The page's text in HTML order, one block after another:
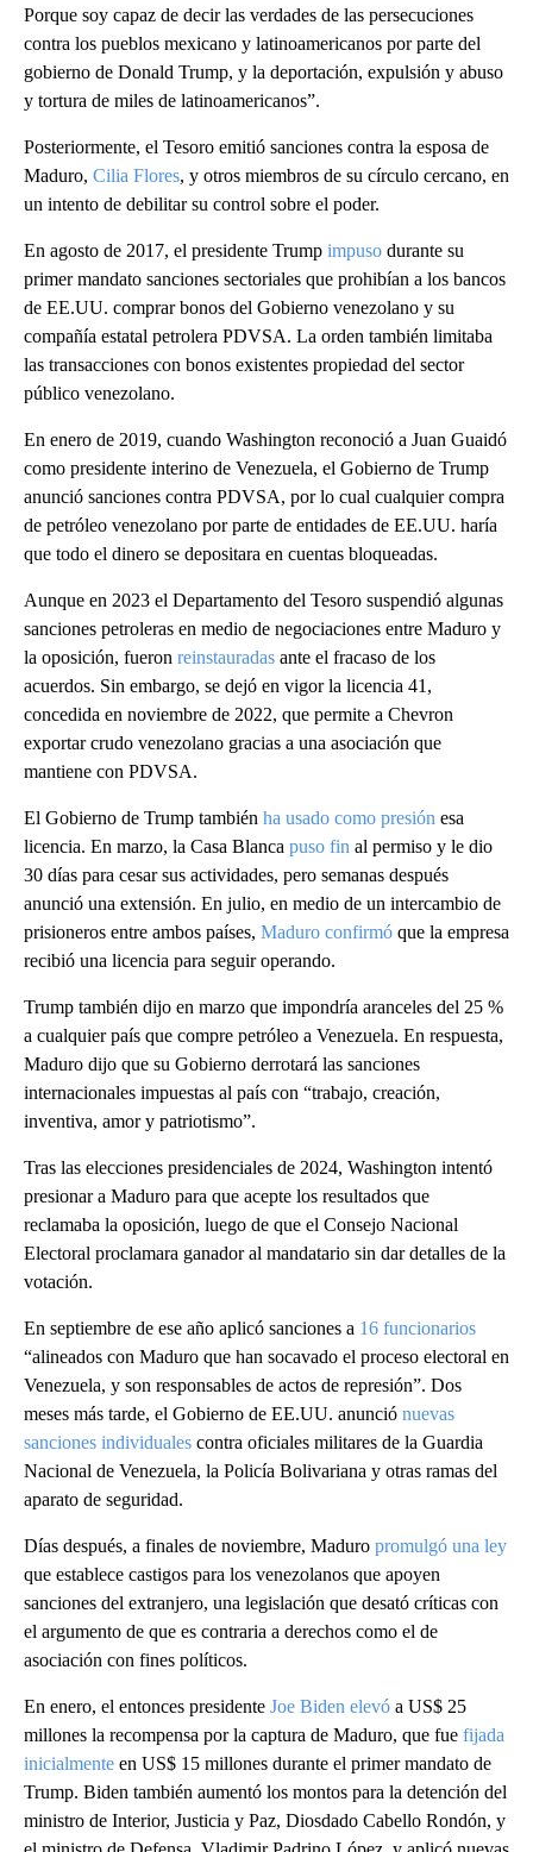
Porque soy capaz de decir las verdades de las persecuciones
contra los pueblos mexicano y latinoamericanos por parte del
gobierno de Donald Trump, y la deportación, expulsión y abuso
y tortura de miles de latinoamericanos”.
Posteriormente, el Tesoro emitió sanciones contra la esposa de
Maduro, Cilia Flores, y otros miembros de su círculo cercano, en
un intento de debilitar su control sobre el poder.
En agosto de 2017, el presidente Trump impuso durante su
primer mandato sanciones sectoriales que prohibían a los bancos
de EE.UU. comprar bonos del Gobierno venezolano y su
compañía estatal petrolera PDVSA. La orden también limitaba
las transacciones con bonos existentes propiedad del sector
público venezolano.
En enero de 2019, cuando Washington reconoció a Juan Guaidó
como presidente interino de Venezuela, el Gobierno de Trump
anunció sanciones contra PDVSA, por lo cual cualquier compra
de petróleo venezolano por parte de entidades de EE.UU. haría
que todo el dinero se depositara en cuentas bloqueadas.
Aunque en 2023 el Departamento del Tesoro suspendió algunas
sanciones petroleras en medio de negociaciones entre Maduro y
la oposición, fueron reinstauradas ante el fracaso de los
acuerdos. Sin embargo, se dejó en vigor la licencia 41,
concedida en noviembre de 2022, que permite a Chevron
exportar crudo venezolano gracias a una asociación que
mantiene con PDVSA.
El Gobierno de Trump también ha usado como presión esa
licencia. En marzo, la Casa Blanca puso fin al permiso y le dio
30 días para cesar sus actividades, pero semanas después
anunció una extensión. En julio, en medio de un intercambio de
prisioneros entre ambos países, Maduro confirmó que la empresa
recibió una licencia para seguir operando.
Trump también dijo en marzo que impondría aranceles del 25 %
a cualquier país que compre petróleo a Venezuela. En respuesta,
Maduro dijo que su Gobierno derrotará las sanciones
internacionales impuestas al país con “trabajo, creación,
inventiva, amor y patriotismo”.
Tras las elecciones presidenciales de 2024, Washington intentó
presionar a Maduro para que acepte los resultados que
reclamaba la oposición, luego de que el Consejo Nacional
Electoral proclamara ganador al mandatario sin dar detalles de la
votación.
En septiembre de ese año aplicó sanciones a 16 funcionarios
“alineados con Maduro que han socavado el proceso electoral en
Venezuela, y son responsables de actos de represión”. Dos
meses más tarde, el Gobierno de EE.UU. anunció nuevas
sanciones individuales contra oficiales militares de la Guardia
Nacional de Venezuela, la Policía Bolivariana y otras ramas del
aparato de seguridad.
Días después, a finales de noviembre, Maduro promulgó una ley
que establece castigos para los venezolanos que apoyen
sanciones del extranjero, una legislación que desató críticas con
el argumento de que es contraria a derechos como el de
asociación con fines políticos.
En enero, el entonces presidente Joe Biden elevó a US$ 25
millones la recompensa por la captura de Maduro, que fue fijada
inicialmente en US$ 15 millones durante el primer mandato de
Trump. Biden también aumentó los montos para la detención del
ministro de Interior, Justicia y Paz, Diosdado Cabello Rondón, y